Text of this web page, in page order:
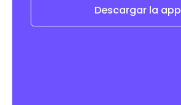
Descargar la app